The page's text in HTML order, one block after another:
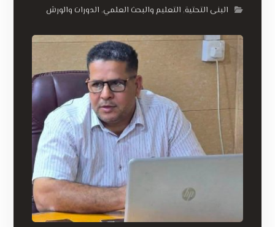
البنى التحتية, التعليم والبحث العلمي, الدورات والورش